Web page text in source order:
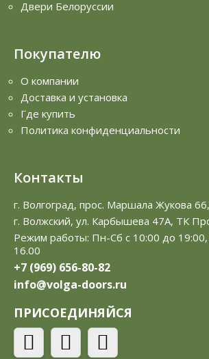
Двери Белоруссии
Покупателю
О компании
Доставка и установка
Где купить
Политика конфиденциальности
Контакты
г. Волгоград, прос. Маршала Жукова
г. Волжский, ул. Карбышева 47А, ТК
Режим работы: Пн-Сб с 10:00 до 19:00,
16.00
+7 (969) 656-80-82
info@volga-doors.ru
ПРИСОЕДИНЯЙСЯ